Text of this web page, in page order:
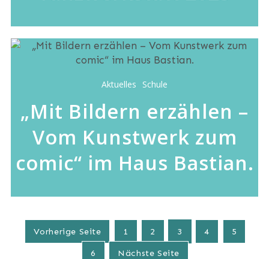
Aktuelles Schule
„Mit Bildern erzählen –
Vom Kunstwerk zum
comic“ im Haus Bastian.
Vorherige Seite 1 2 3 4
5
6
Nächste Seite